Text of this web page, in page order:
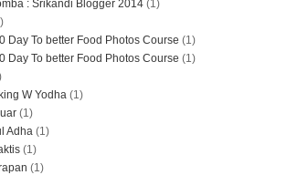
: Srikandi Blogger 2014 (1)
Day To better Food Photos Course (1)
Day To better Food Photos Course (1)
W Yodha (1)
(1)
Adha (1)
(1)
(1)